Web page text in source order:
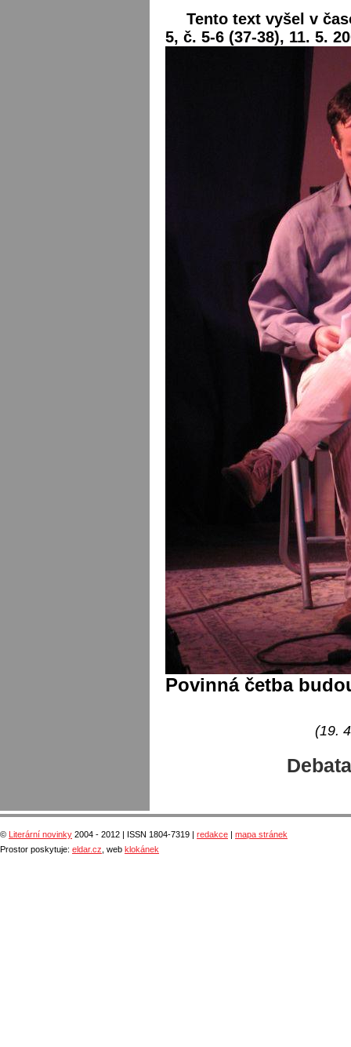
Tento text vyšel v
5, č. 5-6 (37-38), 11. 5.
Povinná četba
(19.
© Literární novinky 2004 - 2012 | ISSN 1804-7319 | redakce
mapa stránek
Prostor poskytuje: eldar.cz , web klokánek